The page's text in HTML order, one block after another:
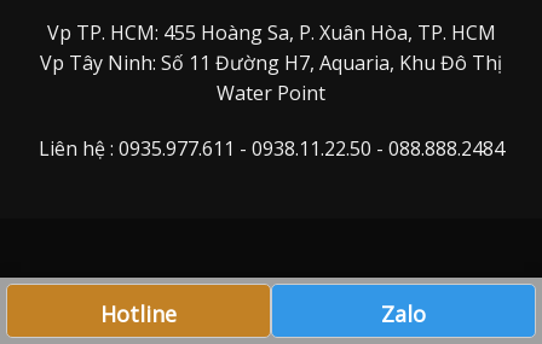
Vp TP. HCM: 455 Hoàng Sa, P. Xuân Hòa, TP. HCM
Vp Tây Ninh: Số 11 Đường H7, Aquaria, Khu Đô Thị
Water Point
Liên hệ : 0935.977.611 - 0938.11.22.50 - 088.888.2484
Hotline Zalo